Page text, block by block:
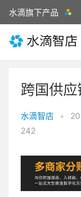
水滴旗下产品
跨国供
水滴智店 •
242